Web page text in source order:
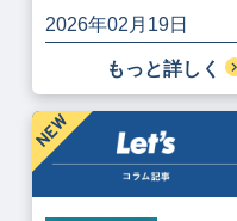
2026年02月19日
もっと詳しく